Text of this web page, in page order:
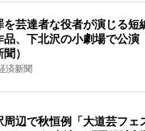
を芸達者な役者が演じる短
品、下北沢の小劇場で公演
）
済新聞
周辺で秋恒例「大道芸フェ